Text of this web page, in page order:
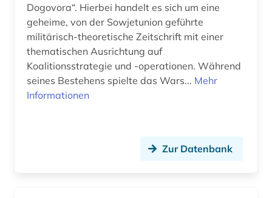
kaiserreich (1)
karamzin (1)
karelien (1)
kasachstan (1)
Dogovora“. Hierbei handelt es sich um eine
geheime, von der Sowjetunion geführte
militärisch-theoretische Zeitschrift mit einer
thematischen Ausrichtung auf
Koalitionsstrategie und -operationen. Während
seines Bestehens spielte das Wars... Mehr
Informationen
Zur Datenbank